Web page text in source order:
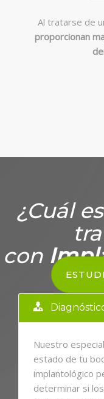
Al tratarse de
proporcionan
¿Cuál
con
Nuestro
estado de tu
implantológico
determinar si